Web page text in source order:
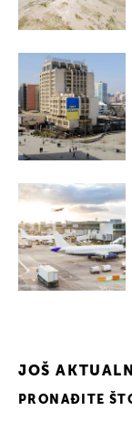
JOŠ
PRONAĐITE